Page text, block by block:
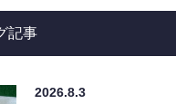
記事
2026.8.3